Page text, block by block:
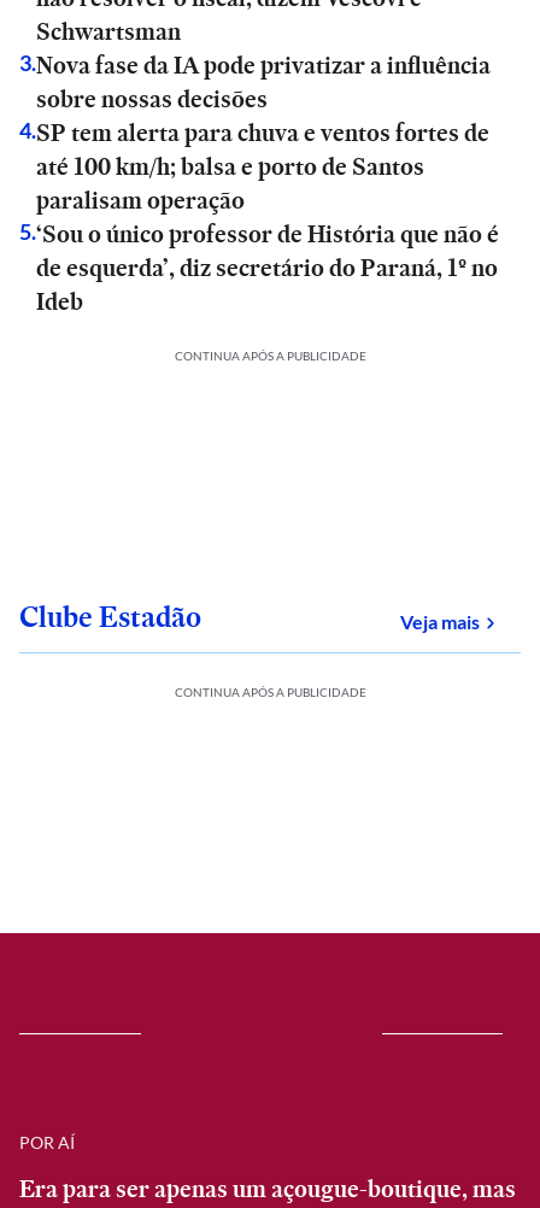
Schwartsman
3.Nova fase da IA pode privatizar a influência
sobre nossas decisões
4.SP tem alerta para chuva e ventos fortes de
até 100 km/h; balsa e porto de Santos
paralisam operação
5.‘Sou o único professor de História que não é
de esquerda’, diz secretário do Paraná, 1º no
Ideb
CONTINUA APÓS A PUBLICIDADE
Clube Estadão Veja maissobre
CONTINUA APÓS A PUBLICIDADE
POR AÍ
Era para ser apenas um açougue-boutique, mas